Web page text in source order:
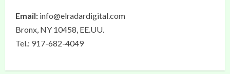
Email: info@elradardigital.com
Bronx, NY 10458, EE.UU.
Tel.: 917-682-4049